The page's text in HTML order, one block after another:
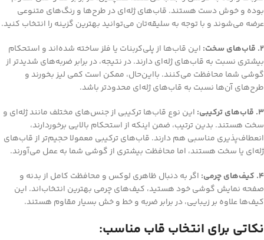
بوده و خوش دست هستند. قاب‌های ژله‌ای در طرح‌ها و رنگ‌های متنوعی
عرضه می‌شوند و با توجه به سلیقه‌تان می‌توانید بهترین گزینه را انتخاب کنید.
2. قاب‌های سخت:
این قاب‌ها از پلی‌کربنات یا فلز ساخته شده‌اند و استحکام
بیشتری نسبت به قاب‌های ژله‌ای دارند. در نتیجه، در برابر ضربه‌های شدیدتر از
گوشی شما محافظت می‌کنند. بااین‌حال، ممکن است کمی لیز بخورند و
طرح‌های آن‌ها نسبت به قاب‌های ژله‌ای محدودتر باشد.
3. قاب‌های ترکیبی:
این نوع قاب‌ها ترکیبی از جنس‌های مختلف مانند ژله‌ای و
سخت هستند. بدین ترتیب، ضمن اینکه از استحکام بالایی برخوردارند،
انعطاف‌پذیری مناسبی هم دارند. قاب‌های ترکیبی معمولا حجیم‌تر از قاب‌های
ژله‌ای یا سخت هستند، اما محافظت بیشتری از گوشی شما به عمل می‌آورند.
4. کیف‌های چرمی:
اگر به دنبال ظاهری لوکس و محافظت کامل از بدنه و
صفحه نمایش گوشی خود هستید، کیف‌های چرمی بهترین انتخاب‌اند. این
کیف‌ها علاوه بر زیبایی، در برابر ضربه و خط و خش بسیار مقاوم هستند.
نکاتی برای انتخاب قاب مناسب: